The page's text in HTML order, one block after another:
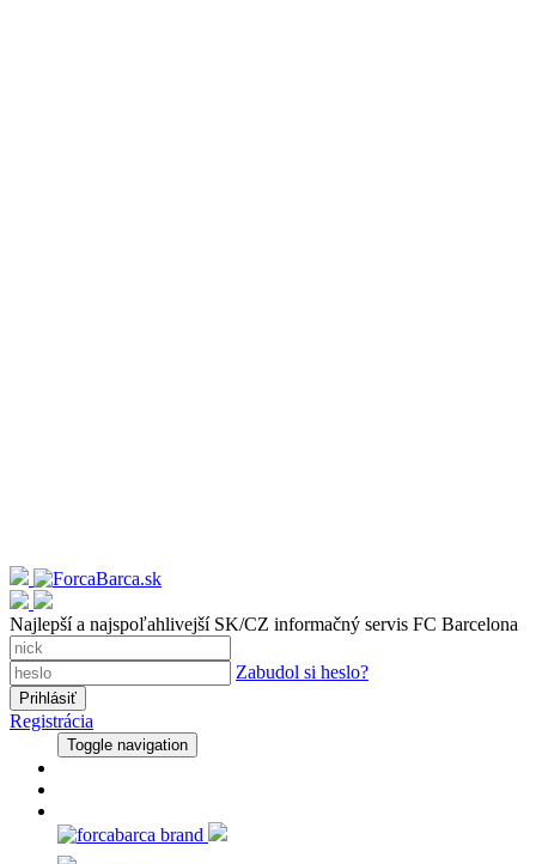
Najlepší a najspoľahlivejší SK/CZ informačný servis FC Barcelona
Zabudol si heslo?
Registrácia
Toggle navigation